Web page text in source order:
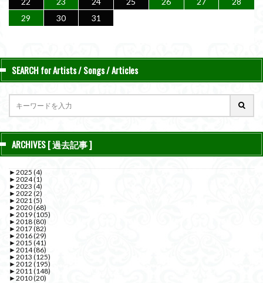
29
30 31
SEARCH for Artists / Songs / Articles
ARCHIVES [ 過去記事 ]
►2025 (4)
►2024(1)
►2023 (4)
►2022 (2)
►2021 (5)
►2020(68)
►2019(105)
►2018(80)
►2017(82)
►2016(29)
►2015 (41)
►2014(86)
►2013 (125)
►2012 (195)
►2011 (148)
►2010(20)